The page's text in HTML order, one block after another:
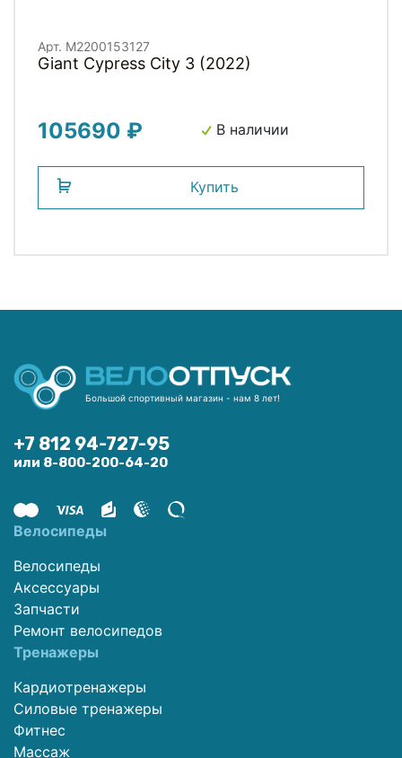
Арт. M2200153127
Giant Cypress City 3 (2022)
105690 ₽ В наличии
Купить
Большой спортивный магазин - нам 8 лет!
+7 812 94-727-95
или 8-800-200-64-20
Велосипеды
Велосипеды
Аксессуары
Запчасти
Ремонт велосипедов
Тренажеры
Кардиотренажеры
Силовые тренажеры
Фитнес
Массаж